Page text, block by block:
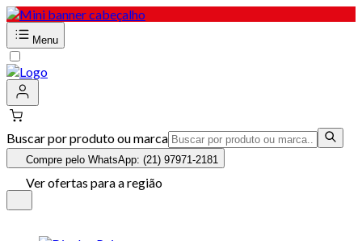
Menu
Buscar por produto ou marca
Compre pelo WhatsApp: (21) 97971-2181
Ver ofertas para a região